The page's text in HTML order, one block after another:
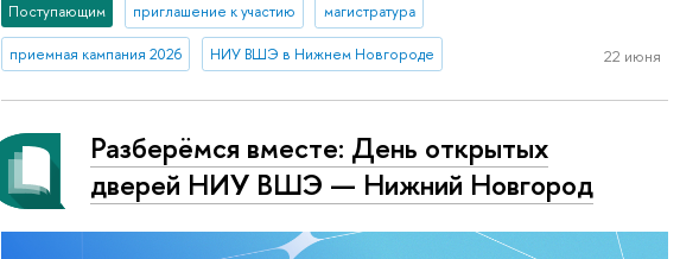
Поступающим приглашение к участию магистратура
приемная кампания 2026 НИУ ВШЭ в Нижнем Новгороде 22 июня
Разберёмся вместе: День открытых
дверей НИУ ВШЭ — Нижний Новгород